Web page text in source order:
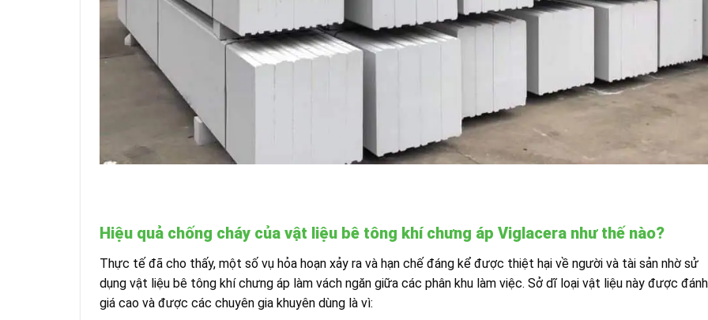
Hiệu quả chống cháy của vật liệu bê tông khí chưng áp Viglacera như thế nào?
Thực tế đã cho thấy, một số vụ hỏa hoạn xảy ra và hạn chế đáng kể được thiệt hại về người và tài sản nhờ sử
dụng vật liệu bê tông khí chưng áp làm vách ngăn giữa các phân khu làm việc. Sở dĩ loại vật liệu này được đánh
giá cao và được các chuyên gia khuyên dùng là vì: